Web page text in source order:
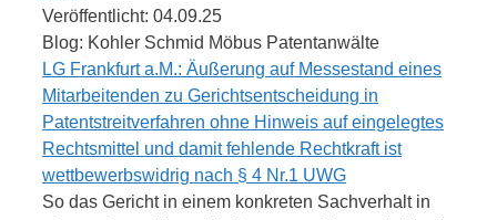
Veröffentlicht: 04.09.25
Blog: Kohler Schmid Möbus Patentanwälte
LG Frankfurt a.M.: Äußerung auf Messestand eines
Mitarbeitenden zu Gerichtsentscheidung in
Patentstreitverfahren ohne Hinweis auf eingelegtes
Rechtsmittel und damit fehlende Rechtkraft ist
wettbewerbswidrig nach § 4 Nr.1 UWG
So das Gericht in einem konkreten Sachverhalt in